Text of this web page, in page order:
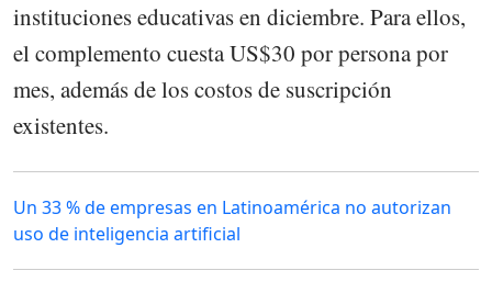
instituciones educativas en diciembre. Para ellos,
el complemento cuesta US$30 por persona por
mes, además de los costos de suscripción
existentes.
Un 33 % de empresas en Latinoamérica no autorizan
uso de inteligencia artificial